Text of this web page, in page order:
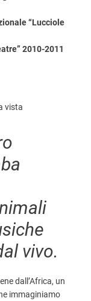
“Lucciole
2010-2011
vista
vivo.
dall’Africa, un
immaginiamo